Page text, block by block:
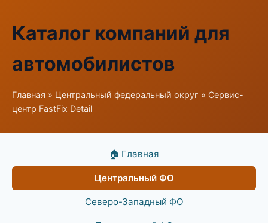
Каталог компаний для
автомобилистов
Главная » Центральный федеральный округ » Сервис-
центр FastFix Detail
🏠 Главная
Центральный ФО
Северо-Западный ФО